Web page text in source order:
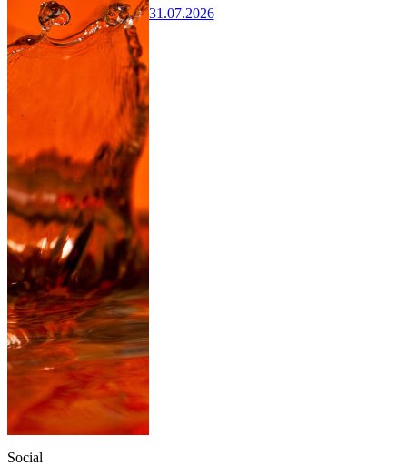
31.07.2026
Social